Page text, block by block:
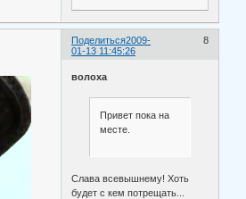
Поделиться 8
2009-
01-13 11:45:26
волоха
Привет пока на
месте.
Слава всевышнему! Хоть
будет с кем потрещать...